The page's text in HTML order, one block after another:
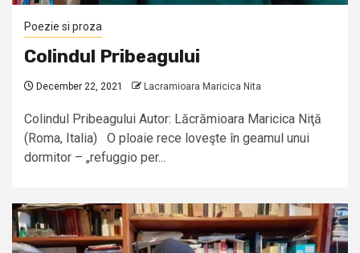
Poezie si proza
Colindul Pribeagului
December 22, 2021 Lacramioara Maricica Nita
Colindul Pribeagului Autor: Lăcrămioara Maricica Niţă
(Roma, Italia) O ploaie rece loveşte în geamul unui
dormitor – „refuggio per...